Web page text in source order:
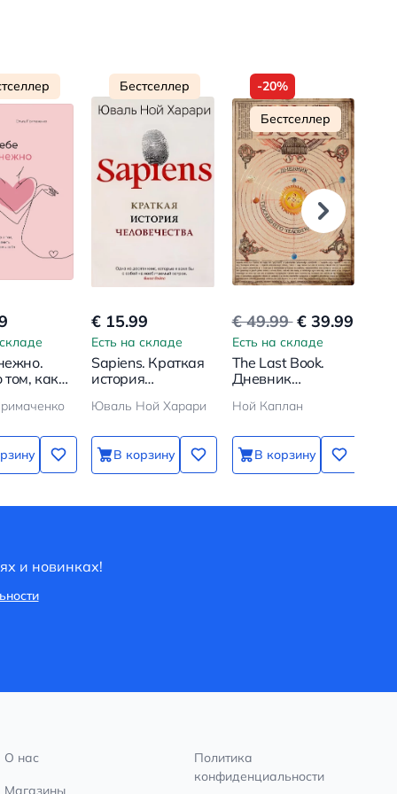
том, как
Бестселлер
€ 15.99
Есть на складе
Sapiens. Краткая
история
Юваль Ной Харари
В корзину
-20%
Бестселлер
€ 49.99€ 39.99
Есть на складе
The Last Book.
Дневник
человека на
Ной Каплан
В корзину
и новинках!
О нас
Магазины
Политика
конфиденциальности